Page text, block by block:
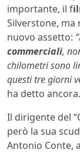
importante, il f
Silverstone, ma
nuovo assetto:
commerciali,
chilometri sono
questi tre giorni
ha detto ancora.
Il dirigente del
però la sua
Antonio Conte,